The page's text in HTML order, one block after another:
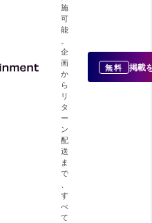
施
可
能
。
企
画
か
ら
リ
タ
ー
ン
配
送
ま
で
、
す
べ
て
無料 掲載